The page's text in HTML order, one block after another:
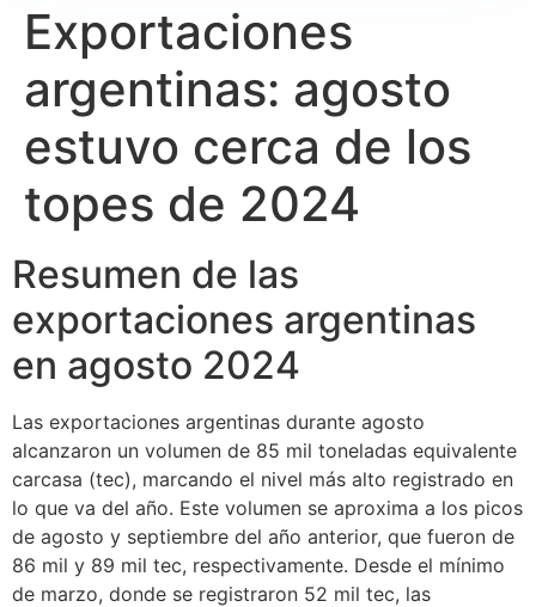
Exportaciones
argentinas: agosto
estuvo cerca de los
topes de 2024
Resumen de las
exportaciones argentinas
en agosto 2024
Las exportaciones argentinas durante agosto
alcanzaron un volumen de 85 mil toneladas equivalente
carcasa (tec), marcando el nivel más alto registrado en
lo que va del año. Este volumen se aproxima a los picos
de agosto y septiembre del año anterior, que fueron de
86 mil y 89 mil tec, respectivamente. Desde el mínimo
de marzo, donde se registraron 52 mil tec, las